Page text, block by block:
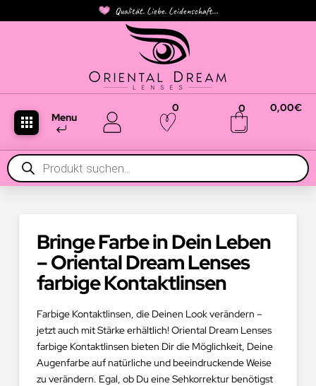
Qualität. Liebe. Leidenschaft...
Menu
0 0 0,00€
Products
search
Bringe Farbe in Dein Leben
– Oriental Dream Lenses
farbige Kontaktlinsen
Farbige Kontaktlinsen, die Deinen Look verändern –
jetzt auch mit Stärke erhältlich! Oriental Dream Lenses
farbige Kontaktlinsen bieten Dir die Möglichkeit, Deine
Augenfarbe auf natürliche und beeindruckende Weise
zu verändern. Egal, ob Du eine Sehkorrektur benötigst